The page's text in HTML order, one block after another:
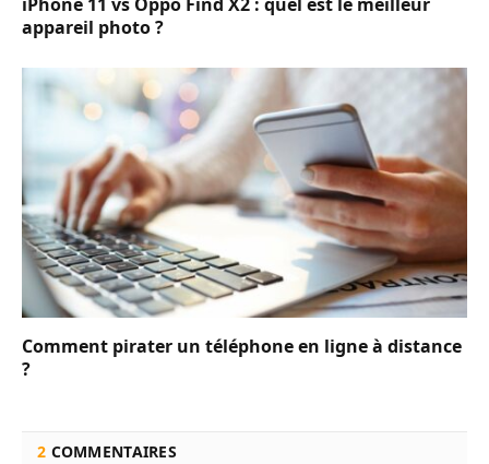
appareil photo ?
Comment pirater un téléphone en ligne à distance
?
2 COMMENTAIRES